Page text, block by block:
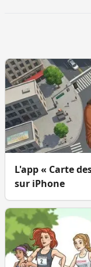
L'app « Carte
sur iPhone